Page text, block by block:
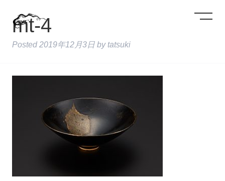
mt-4
Posted 2019年12月3日 by tatsuki